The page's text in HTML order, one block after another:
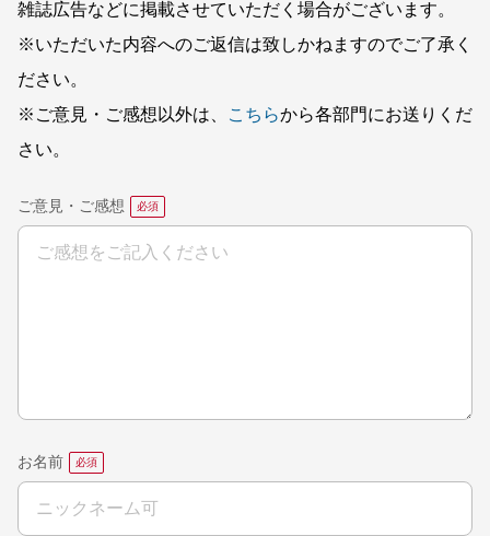
雑誌広告などに掲載させていただく場合がございます。
※いただいた内容へのご返信は致しかねますのでご了承く
ださい。
※ご意見・ご感想以外は、
こちらから各部門にお送りくだ
さい。
ご意見・ご感想
お名前